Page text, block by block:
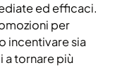
ed efficaci.
per
incentivare sia
a tornare più